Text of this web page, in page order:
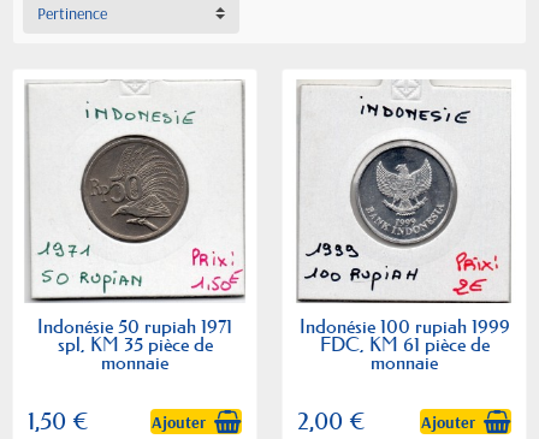
Pertinence
Indonésie 50 rupiah 1971
spl, KM 35 pièce de
monnaie
1,50 € Ajouter
Indonésie 100 rupiah 1999
FDC, KM 61 pièce de
monnaie
2,00 € Ajouter